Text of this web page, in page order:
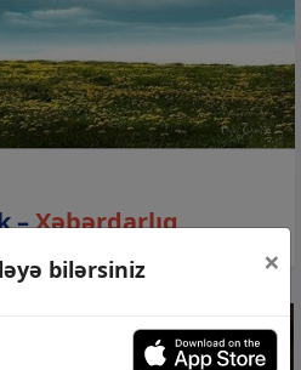
–Xəbərdarlıq
bilərsiniz ×